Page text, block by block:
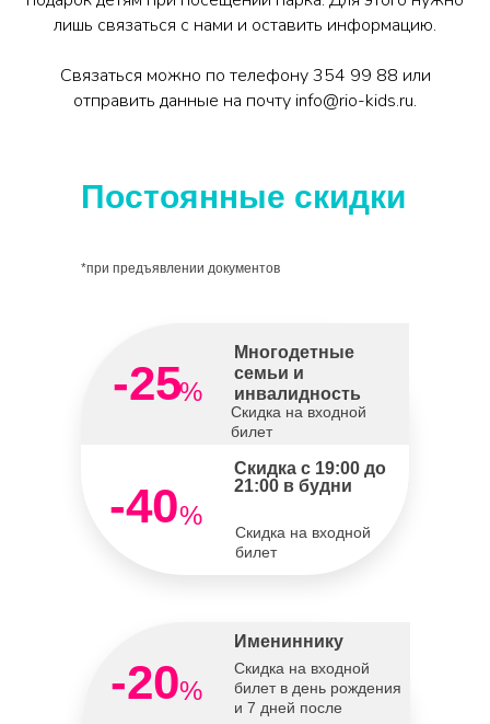
лишь связаться с нами и оставить информацию.
Связаться можно по телефону 354 99 88 или
отправить данные на почту info@rio-kids.ru.
Постоянные скидки
*при предъявлении документов
-25%
-40%
-20%
Многодетные
семьи и
инвалидность
Скидка с 19:00 до
21:00 в будни
Имениннику
Скидка на входной
билет
Скидка на входной
билет
Скидка на входной
билет в день рождения
и 7 дней после